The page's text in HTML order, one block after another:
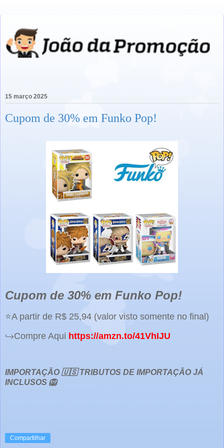
15 março 2025
Cupom de 30% em Funko Pop!
Cupom de 30% em Funko Pop!
⭐A partir de R$ 25,94 (valor visto somente no final)
↪️Compre Aqui https://amzn.to/41VhIJU
IMPORTAÇÃO 🇺🇸 TRIBUTOS DE IMPORTAÇÃO JÁ
INCLUSOS 🦁
Compartilhar